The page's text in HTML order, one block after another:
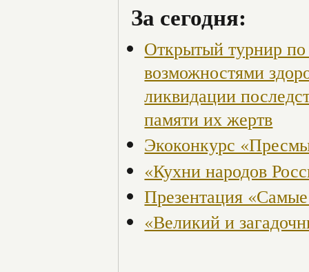
За сегодня:
Открытый турнир
возможностями
ликвидации
памяти их жертв
Экоконкурс
«Кухни народов
Презентация
«Великий и